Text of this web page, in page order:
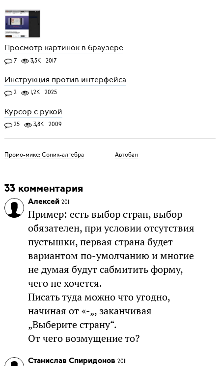
Просмотр картинок в браузере
7 3,5K 2017
Инструкция против интерфейса
2 1,2K 2025
Курсор с рукой
25 3,8K 2009
Промо-микс: Соник-алгебра Автобан
33 комментария
Алексей 2011
Пример: есть выбор стран, выбор
обязателен, при условии отсутствия
пустышки, первая страна будет
вариантом по-умолчанию и многие
не думая будут сабмитить форму,
чего не хочется.
Писать туда можно что угодно,
начиная от «-„, заканчивая
„Выберите страну“.
От чего возмущение то?
Станислав Спиридонов 2011